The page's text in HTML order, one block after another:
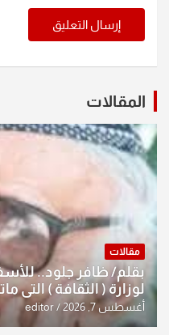
المقالات
مقالات
بقلم/ ظافر جلود..
النخبة والإرث العظيم
أغسطس 7, 2026 editor